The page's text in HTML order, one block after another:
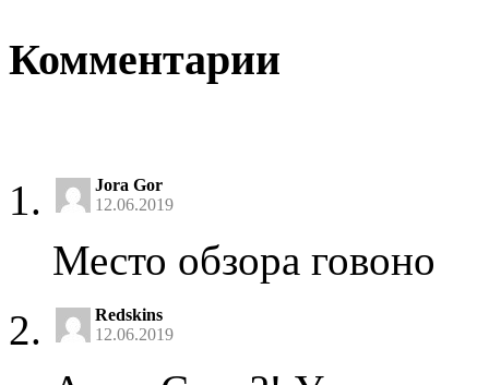
Комментарии
Jora Gor
12.06.2019
Место обзора говоно
Redskins
12.06.2019